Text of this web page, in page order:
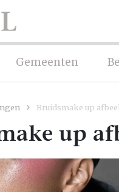
Gemeenten
Bruidsmake up
up